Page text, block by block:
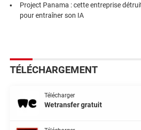
Project Panama : cette entreprise
pour entraîner son IA
TÉLÉCHARGEMENT
Télécharger
Wetransfer gratuit